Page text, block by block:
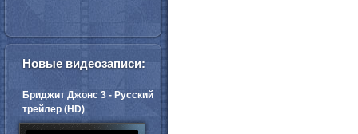
Новые видеозаписи:
Бриджит Джонс 3 - Русский
трейлер (HD)